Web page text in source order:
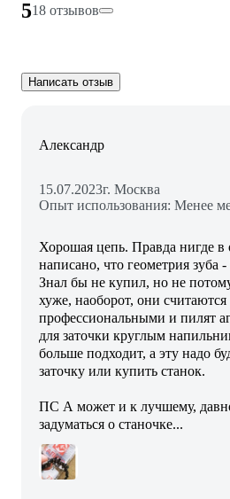
518 отзывов
Написать отзыв
Александр
15.07.2023г. Москва
Опыт использования: Менее
Хорошая цепь. Правда нигде в
написано, что геометрия зуба
Знал бы не купил, но не
хуже, наоборот, они считаются
профессиональными и пилят
для заточки круглым
больше подходит, а эту надо
заточку или купить станок.
ПС А может и к лучшему,
задуматься о станочке...